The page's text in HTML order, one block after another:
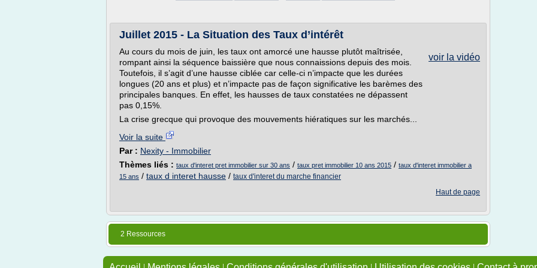
Juillet 2015 - La Situation des Taux d’intérêt
voir la vidéo
Au cours du mois de juin, les taux ont amorcé une hausse plutôt maîtrisée,
rompant ainsi la séquence baissière que nous connaissions depuis des mois.
Toutefois, il s’agit d’une hausse ciblée car celle-ci n’impacte que les durées
longues (20 ans et plus) et n’impacte pas de façon significative les barèmes des
principales banques. En effet, les hausses de taux constatées ne dépassent
pas 0,15%.
La crise grecque qui provoque des mouvements hiératiques sur les marchés...
Voir la suite
Par : Nexity - Immobilier
Thèmes liés : taux d'interet pret immobilier sur 30 ans / taux pret immobilier 10 ans 2015 / taux d'interet immobilier a
15 ans / taux d interet hausse / taux d'interet du marche financier
Haut de page
2 Ressources